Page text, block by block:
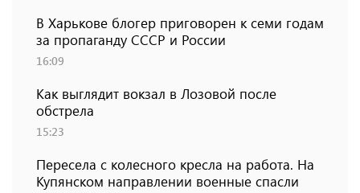
В Харькове блогер приговорен к семи годам
за пропаганду СССР и России
16:09
Как выглядит вокзал в Лозовой после
обстрела
15:23
Пересела с колесного кресла на работа. На
Купянском направлении военные спасли